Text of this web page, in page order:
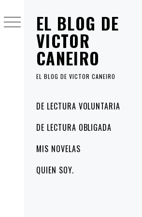
EL BLOG DE
VICTOR
CANEIRO
EL BLOG DE VICTOR CANEIRO
principal
DE LECTURA VOLUNTARIA
DE LECTURA OBLIGADA
MIS NOVELAS
QUIEN SOY.
al
contenido